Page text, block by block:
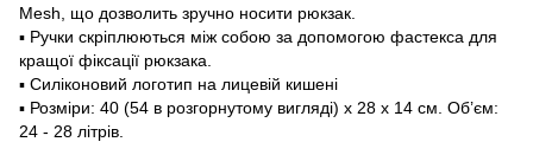
Mesh, що дозволить зручно носити рюкзак.
▪️ Ручки скріплюються між собою за допомогою фастекса для
кращої фіксації рюкзака.
▪ Силіконовий логотип на лицевій кишені
▪️ Розміри: 40 (54 в розгорнутому вигляді) х 28 х 14 см. Об’єм:
24 - 28 літрів.